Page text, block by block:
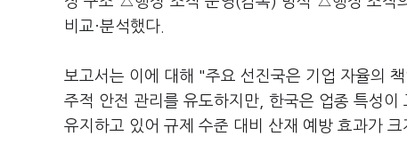
비교·분석했다.
보고서는 이에 대해 "주요 선진국은 기업 자율의
주적 안전 관리를 유도하지만, 한국은 업종 특성
유지하고 있어 규제 수준 대비 산재 예방 효과가 크